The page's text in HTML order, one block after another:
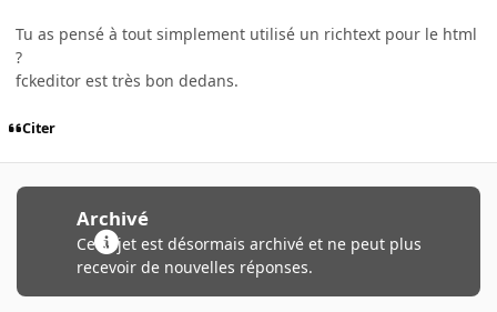
Tu as pensé à tout simplement utilisé un richtext pour le html
?
fckeditor est très bon dedans.
Citer
Archivé
Ce sujet est désormais archivé et ne peut plus
recevoir de nouvelles réponses.